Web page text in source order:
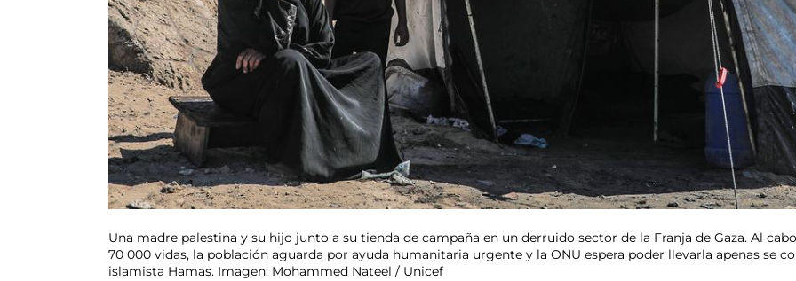
Una madre palestina y su hijo junto a su tienda de campaña en un derruido sector de la Franja de Gaza. Al
70 000 vidas, la población aguarda por ayuda humanitaria urgente y la ONU espera poder llevarla apenas se
islamista Hamas. Imagen: Mohammed Nateel / Unicef